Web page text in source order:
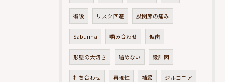
術後 リスク回避 股関節の痛み
Saburina 噛み合わせ 仮歯
形態の大切さ 噛めない 設計図
打ち合わせ 再現性 補綴 ジルコニア